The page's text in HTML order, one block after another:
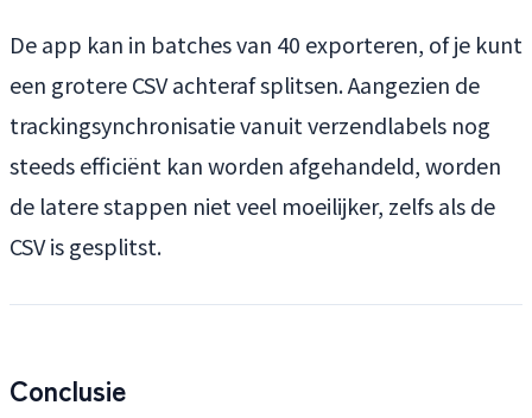
De app kan in batches van 40 exporteren, of je kunt
een grotere CSV achteraf splitsen. Aangezien de
trackingsynchronisatie vanuit verzendlabels nog
steeds efficiënt kan worden afgehandeld, worden
de latere stappen niet veel moeilijker, zelfs als de
CSV is gesplitst.
Conclusie